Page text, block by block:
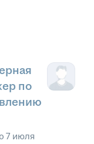
по
7 июля